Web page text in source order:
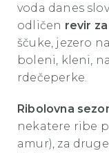
voda danes
odličen revir
ščuke, jezero
boleni, kleni,
rdečeperke.
Ribolovna
nekatere ribe
amur), za